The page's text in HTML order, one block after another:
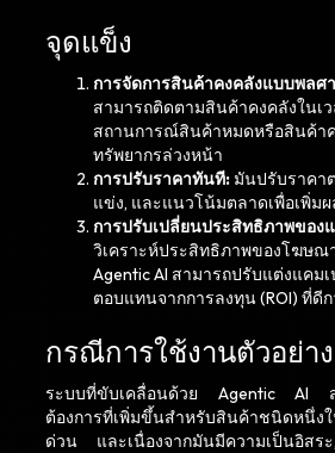
จุดแข็ง
การจัดการสินค้าคงคลังแบบพลศ
สามารถติดตามสินค้าคงคลังในเ
สถานการณ์สินค้าหมดหรือสินค้า
ทรัพยากรล่วงหน้า
การปรับราคาทันที:มันปรับราคา
แข่ง, และแนวโน้มตลาดเพื่อเพิ่ม
การปรับเปลี่ยนประสิทธิภาพของ
วิเคราะห์ประสิทธิภาพของโฆษณ
Agentic AI สามารถปรับแต่งแคม
ตอบแทนจากการลงทุน (ROI) ที่ดีก
กรณีการใช้งานตัวอย่าง
ระบบที่ขับเคลื่อนด้วย Agentic AI ส
ต้องการที่เพิ่มขึ้นสำหรับสินค้าชนิดหนึ่ง
ด่วน และเนื่องจากมันมีความเป็นอิส